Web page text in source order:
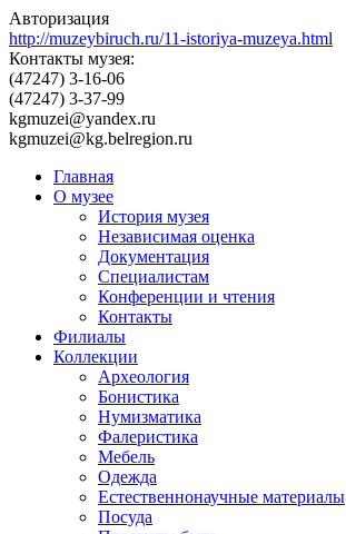
Авторизация
http://muzeybiruch.ru/11-istoriya-muzeya.html
Контакты музея:
(47247) 3-16-06
(47247) 3-37-99
kgmuzei@yandex.ru
kgmuzei@kg.belregion.ru
Главная
О музее
История музея
Независимая оценка
Документация
Специалистам
Конференции и чтения
Контакты
Филиалы
Коллекции
Археология
Бонистика
Нумизматика
Фалеристика
Мебель
Одежда
Естественнонаучные материалы
Посуда